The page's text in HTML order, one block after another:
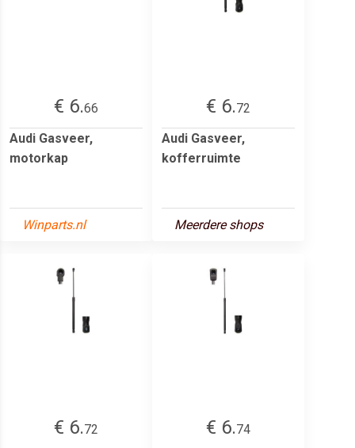
€ 6.66
Audi Gasveer,
motorkap
Winparts.nl
€ 6.72
Audi Gasveer,
kofferruimte
Meerdere shops
€ 6.72 € 6.74